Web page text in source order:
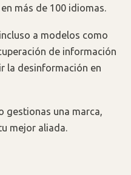
más de 100 idiomas.
a modelos como
de información
la desinformación en
gestionas una marca,
mejor aliada.